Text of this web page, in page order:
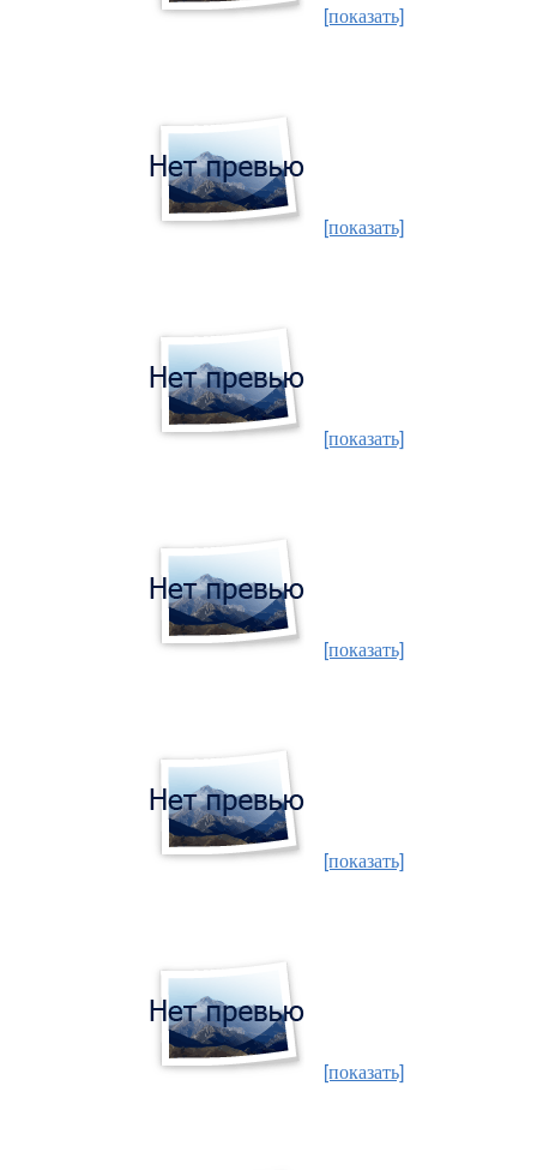
[показать]
[показать]
[показать]
[показать]
[показать]
[показать]